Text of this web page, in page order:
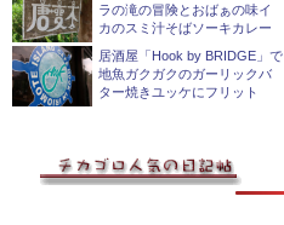
ラの滝の冒険とおばぁの味イ
カのスミ汁そばソーキカレー
居酒屋「Hook by BRIDGE」で
地魚ガクガクのガーリックバ
ター焼きユッケにフリット